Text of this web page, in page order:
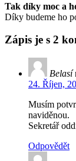
Tak díky moc a
Díky budeme ho
Zápis je s 2
Belasí
24. Říjen,
Musím
naviděnou.
Sekretář
Odpovědět